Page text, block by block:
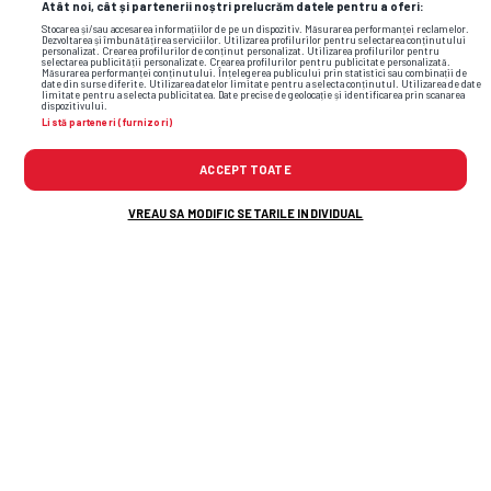
Atât noi, cât și partenerii noștri prelucrăm datele pentru a oferi:
Stocarea și/sau accesarea informațiilor de pe un dispozitiv. Măsurarea performanței reclamelor.
Dezvoltarea și îmbunătățirea serviciilor. Utilizarea profilurilor pentru selectarea conținutului
personalizat. Crearea profilurilor de conținut personalizat. Utilizarea profilurilor pentru
selectarea publicității personalizate. Crearea profilurilor pentru publicitate personalizată.
Măsurarea performanței conținutului. Înțelegerea publicului prin statistici sau combinații de
date din surse diferite. Utilizarea datelor limitate pentru a selecta conținutul. Utilizarea de date
limitate pentru a selecta publicitatea. Date precise de geolocație și identificarea prin scanarea
dispozitivului.
Listă parteneri (furnizori)
ACCEPT TOATE
VREAU SA MODIFIC SETARILE INDIVIDUAL